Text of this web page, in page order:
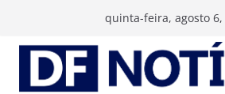
conteúdo
quinta-feira, agosto 6,